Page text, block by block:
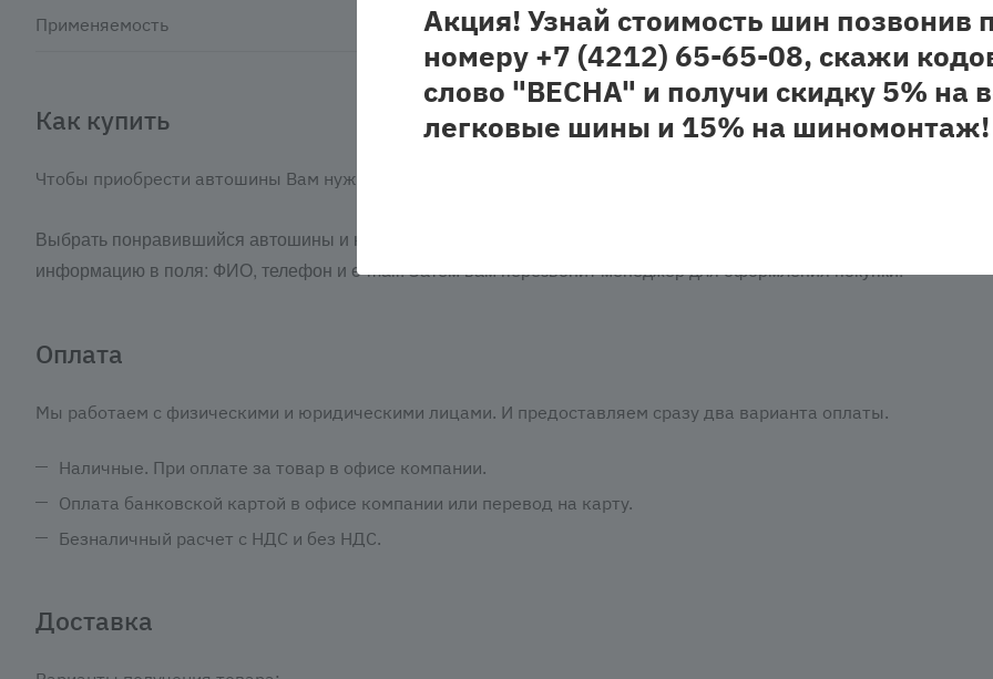
Применяемость легковая
Как купить
Чтобы приобрести автошины Вам нужно:
Выбрать понравившийся автошины и нажать кнопку «Заказать». При оформлении заказа заполнить форму.
информацию в поля: ФИО, телефон и e-mail. Затем вам перезвонит менеджер для оформления покупки.
Оплата
Мы работаем с физическими и юридическими лицами. И предоставляем сразу два варианта оплаты.
Наличные. При оплате за товар в офисе компании.
Оплата банковской картой в офисе компании или перевод на карту.
Безналичный расчет с НДС и без НДС.
Доставка
Акция! Узнай стоимость шин позвонив
номеру +7 (4212) 65-65-08, скажи
слово "ВЕСНА" и получи скидку 5% на
легковые шины и 15% на шиномонтаж!